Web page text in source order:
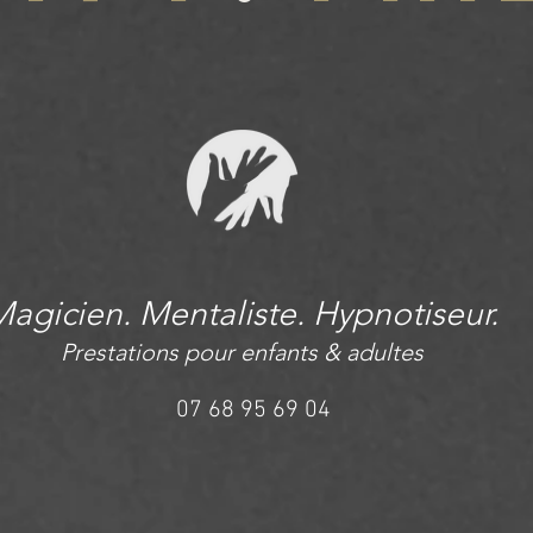
Mentaliste. Hypnotiseur.
Prestations pour enfants & adultes
07 68 95 69 04